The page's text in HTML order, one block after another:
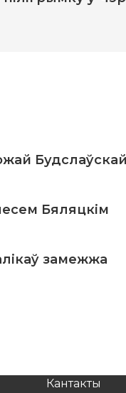
Будслаўскай
Бяляцкім
замежжа
Кантакты